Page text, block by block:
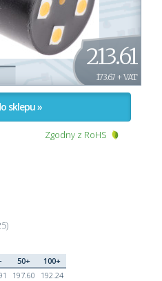
213.61
173.67 + VAT
sklepu »
Zgodny z RoHS
50+
100+
197.60 192.24